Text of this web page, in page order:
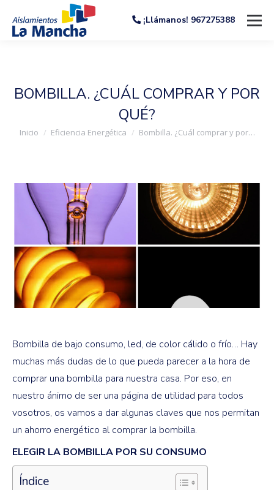
¡Llámanos! 967275388
BOMBILLA. ¿CUÁL COMPRAR Y POR
QUÉ?
Estás aquí:
Inicio Eficiencia Energética Bombilla. ¿Cuál comprar y por…
Bombilla de bajo consumo, led, de color cálido o frío… Hay
muchas más dudas de lo que pueda parecer a la hora de
comprar una bombilla para nuestra casa. Por eso, en
nuestro ánimo de ser una página de utilidad para todos
vosotros, os vamos a dar algunas claves que nos permitan
un ahorro energético al comprar la bombilla.
ELEGIR LA BOMBILLA POR SU CONSUMO
Índice